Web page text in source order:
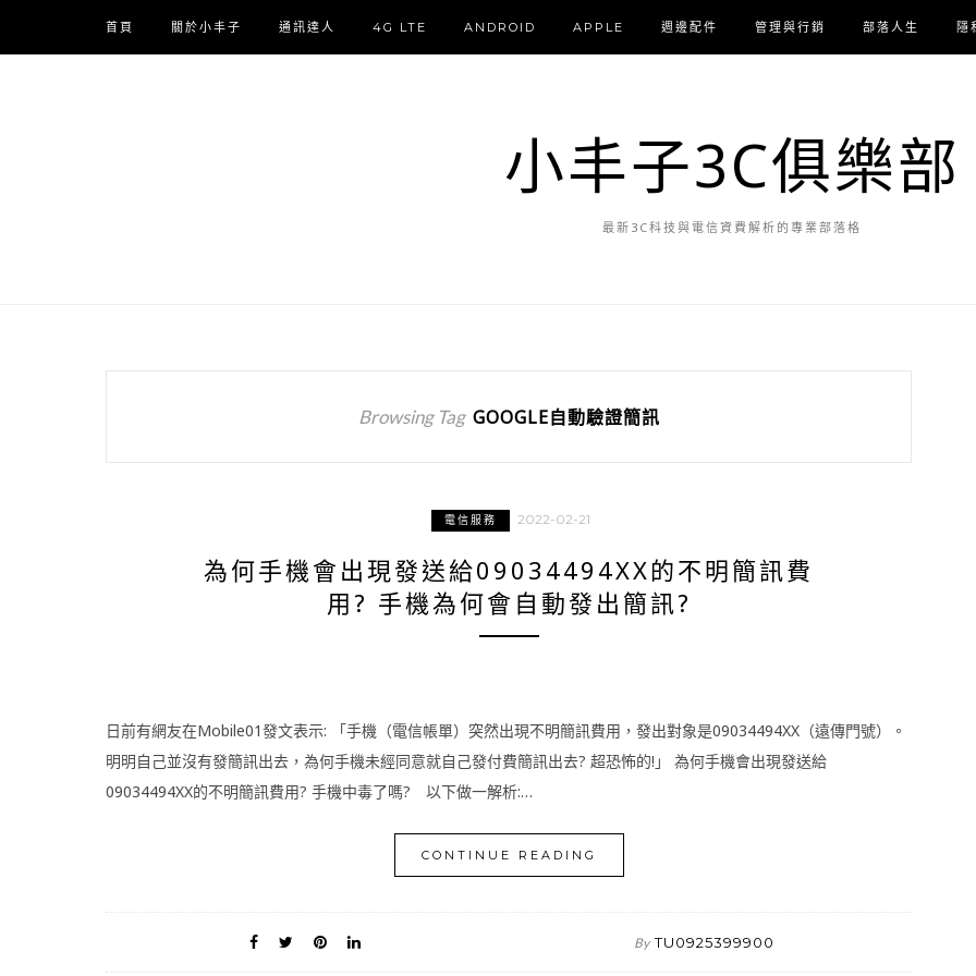
首頁 關於小丰子 通訊達人 4G LTE ANDROID APPLE 週邊配件 管理與行銷 部落人生 隱
小丰子3C俱樂部
最新3C科技與電信資費解析的專業部落格
Browsing Tag GOOGLE自動驗證簡訊
電信服務 2022-02-21
為何手機會出現發送給09034494XX的不明簡訊費
用? 手機為何會自動發出簡訊?
日前有網友在Mobile01發文表示: 「手機（電信帳單）突然出現不明簡訊費用，發出對象是09034494XX（遠傳門號）。
明明自己並沒有發簡訊出去，為何手機未經同意就自己發付費簡訊出去? 超恐怖的!」 為何手機會出現發送給
09034494XX的不明簡訊費用? 手機中毒了嗎? 以下做一解析:…
CONTINUE READING
By TU0925399900